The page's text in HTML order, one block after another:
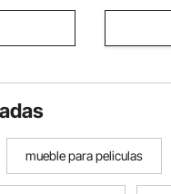
mueble para peliculas